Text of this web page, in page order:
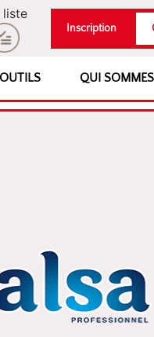
liste
Inscription
OUTILS QUI